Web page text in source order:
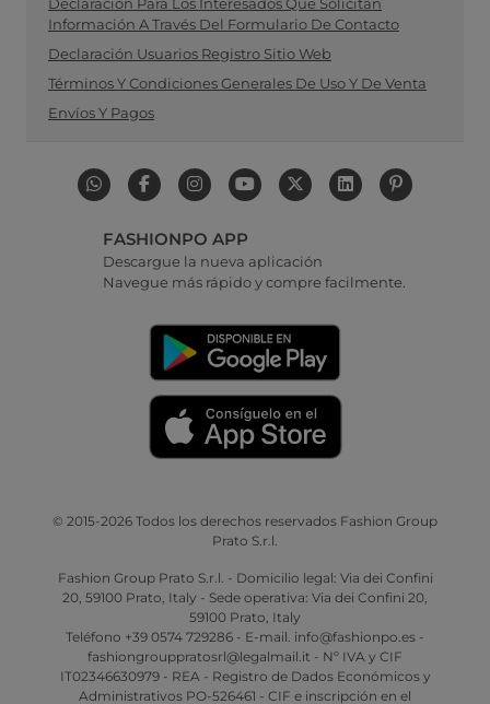
Información A Través Del Formulario De Contacto
Declaración Usuarios Registro Sitio Web
Términos Y Condiciones Generales De Uso Y De Venta
Envíos Y Pagos
FASHIONPO APP
Descargue la nueva aplicación
Navegue más rápido y compre facilmente.
© 2015-2026 Todos los derechos reservados Fashion Group
Prato S.r.l.
Fashion Group Prato S.r.l. - Domicilio legal: Via dei Confini
20, 59100 Prato, Italy - Sede operativa: Via dei Confini 20,
59100 Prato, Italy
Teléfono +39 0574 729286 - E-mail. info@fashionpo.es -
fashiongrouppratosrl@legalmail.it - Nº IVA y CIF
IT02346630979 - REA - Registro de Dados Económicos y
Administrativos PO-526461 - CIF e inscripción en el